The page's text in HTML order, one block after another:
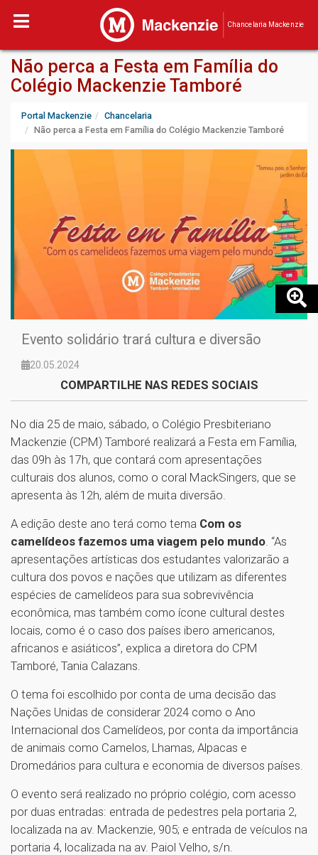
Chancelaria Mackenzie
Não perca a Festa em Família do
Colégio Mackenzie Tamboré
Portal Mackenzie
Chancelaria
Não perca a Festa em Família do Colégio Mackenzie Tamboré
Evento solidário trará cultura e diversão
20.05.2024
COMPARTILHE NAS REDES SOCIAIS
No dia 25 de maio, sábado, o Colégio Presbiteriano
Mackenzie (CPM) Tamboré realizará a Festa em Família,
das 09h às 17h, que contará com apresentações
culturais dos alunos, como o coral MackSingers, que se
apresenta às 12h, além de muita diversão.
A edição deste ano terá como tema Com os
camelídeos fazemos uma viagem pelo mundo . “As
apresentações artísticas dos estudantes valorizarão a
cultura dos povos e nações que utilizam as diferentes
espécies de camelídeos para sua sobrevivência
econômica, mas também como ícone cultural destes
locais, como é o caso dos países ibero americanos,
africanos e asiáticos”, explica a diretora do CPM
Tamboré, Tania Calazans.
O tema foi escolhido por conta de uma decisão das
Nações Unidas de considerar 2024 como o Ano
Internacional dos Camelídeos, por conta da importância
de animais como Camelos, Lhamas, Alpacas e
Dromedários para cultura e economia de diversos países.
O evento será realizado no próprio colégio, com acesso
por duas entradas: entrada de pedestres pela portaria 2,
localizada na av. Mackenzie, 905; e entrada de veículos na
portaria 4, localizada na av. Paiol Velho, s/n.